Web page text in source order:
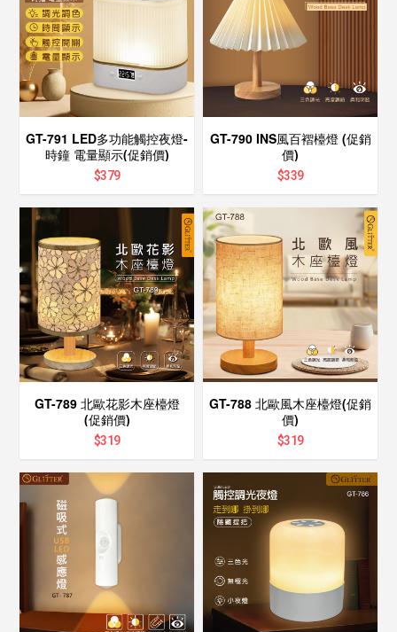
GT-791 LED多功能觸控夜燈-
時鐘 電量顯示(促銷價)
$379
GT-790 INS風百褶檯燈 (促銷
價)
$339
GT-789 北歐花影木座檯燈
(促銷價)
$319
GT-788 北歐風木座檯燈(促銷
價)
$319